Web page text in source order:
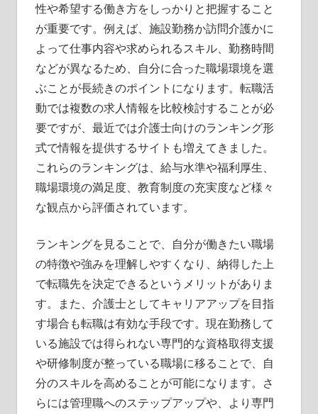
性や希望する働き方をしっかりと把握すること
が重要です。例えば、施設勤務か訪問介護かに
よって仕事内容や求められるスキル、勤務時間
などが異なるため、自分に合った職場環境を選
ぶことが長続きのポイントになります。転職活
動では複数の求人情報を比較検討することが必
要ですが、最近では介護士向けのランキング形
式で情報を提供するサイトも増えてきました。
これらのランキングは、給与水準や福利厚生、
職場環境の満足度、教育制度の充実度など様々
な観点から評価されています。
ランキングを見ることで、自分が働きたい職場
の特徴や強みを理解しやすくなり、納得した上
で転職先を決定できるというメリットがありま
す。また、介護士としてキャリアアップを目指
す場合も転職は有効な手段です。現在勤務して
いる施設では得られない専門的な資格取得支援
や研修制度が整っている職場に移ることで、自
分のスキルを高めることが可能になります。さ
らには管理職へのステップアップや、より専門